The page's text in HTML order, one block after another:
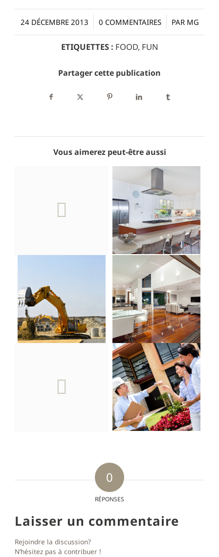
24 DÉCEMBRE 2013
/ 0 COMMENTAIRES
/ PAR MG
ETIQUETTES : FOOD, FUN
Partager cette publication
Vous aimerez peut-être aussi
0
RÉPONSES
Laisser un commentaire
Rejoindre la discussion?
N’hésitez pas à contribuer !